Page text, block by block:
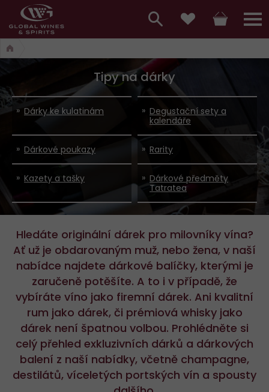
Hlavní
menu,
košík,
vyhledávání,
přihlášení
a
Tipy na dárky
Dárky ke kulatinám
Degustační sety a
kalendáře
Dárkové poukazy Rarity
Kazety a tašky
Dárkové předměty
Tatratea
Hledáte originální dárek pro milovníky vína?
Ať už je obdarovaným muž, nebo žena, v naší
nabídce najdete dárkové balíčky, kterými je
zaručeně potěšíte. A to i v případě, že
vybíráte víno jako firemní dárek. Ani kvalitní
rum jako dárek, či prémiová whisky jako
dárek není špatnou volbou. Prohlédněte si
celý přehled exkluzivních dárků a dárkových
balení z naší nabídky, včetně champagne,
destilátů, víceletých portských vín a spousty